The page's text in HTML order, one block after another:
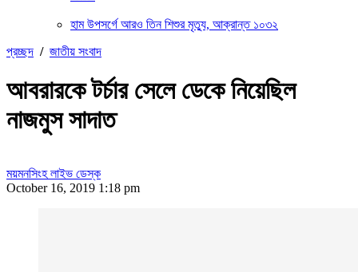
হাম উপসর্গে আরও তিন শিশুর মৃত্যু, আক্রান্ত ১০৩২
প্রচ্ছদ / জাতীয় সংবাদ
আবরারকে টর্চার সেলে ডেকে নিয়েছিল
নাজমুস সাদাত
ময়মনসিংহ লাইভ ডেস্ক
October 16, 2019 1:18 pm